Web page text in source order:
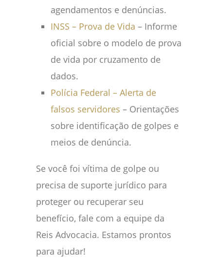
agendamentos e denúncias.
INSS – Prova de Vida – Informe
oficial sobre o modelo de prova
de vida por cruzamento de
dados.
Polícia Federal – Alerta de
falsos servidores – Orientações
sobre identificação de golpes e
meios de denúncia.
Se você foi vítima de golpe ou
precisa de suporte jurídico para
proteger ou recuperar seu
benefício, fale com a equipe da
Reis Advocacia. Estamos prontos
para ajudar!